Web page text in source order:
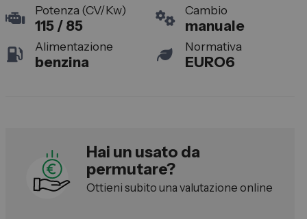
Lexus
Dongfeng
Toyota
Potenza (CV/Kw)
115 / 85
Cambio
manuale
Alimentazione
benzina
Normativa
EURO6
Hai un usato da
permutare?
Ottieni subito una valutazione online